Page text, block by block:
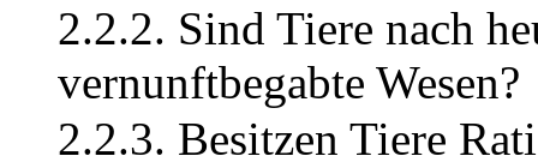
2.2.2. Sind Tiere nach
vernunftbegabte Wesen?
2.2.3. Besitzen Tiere